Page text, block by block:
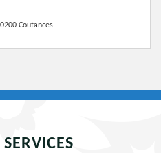
Coutances